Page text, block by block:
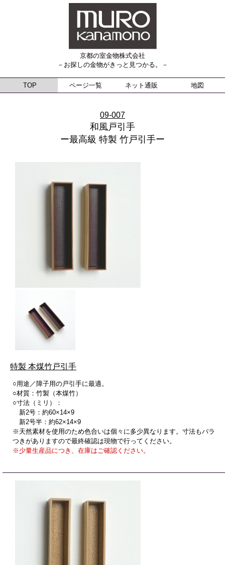
京都の室金物株式会社
－お探しの金物がきっと見つかる。－
TOP ページ一覧 ネット通販 地図
09-007
和風戸引手
ー最高級 特製 竹戸引手ー
特製 本煤竹戸引手
○用途／障子用の戸引手に最適。
○材質：竹製（本煤竹）
○寸法（ミリ）：
新2号：約60×14×9
新2号半：約62×14×9
※天然素材を使用のため色合いは個々に多少異なります。寸法もバラ
つきがありますので最終確認は現物で行ってください。
※少量生産品につき、在庫はご確認ください。